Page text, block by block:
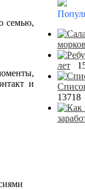
семью,
и
лет
13718